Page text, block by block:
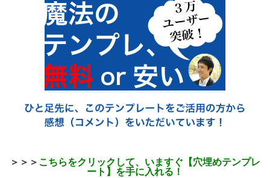
＞＞＞ こちらをクリックして、いますぐ【穴埋めテンプレ
ート】を手に入れる！